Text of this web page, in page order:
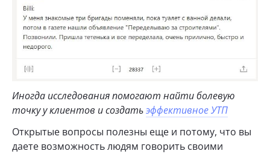
Иногда исследования помогают найти болевую
точку у клиентов и создатьэффективное УТП
Открытые вопросы полезны еще и потому, что вы
даете возможность людям говорить своими